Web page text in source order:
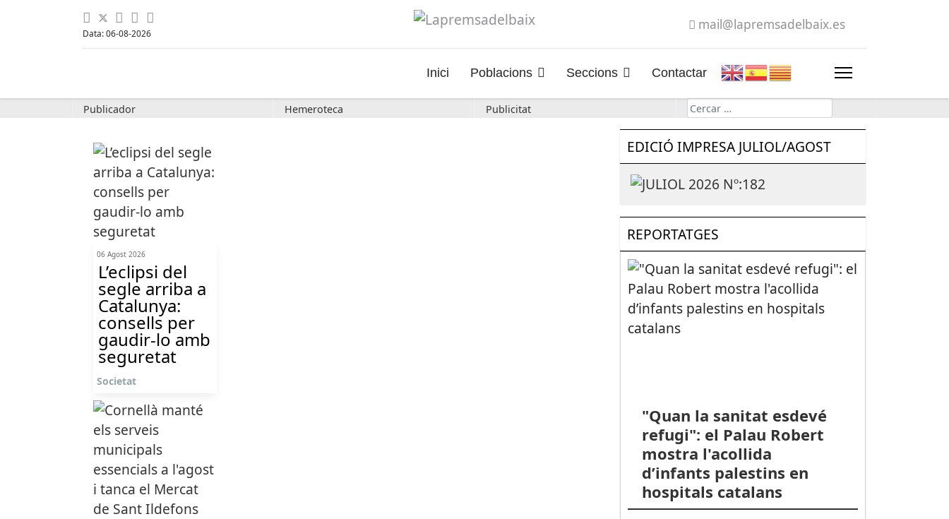
Data: 06-08-2026
mail@lapremsadelbaix.es
Inici Poblacions Seccions Contactar
Publicador Hemeroteca Publicitat Cerca
06 Agost 2026
L’eclipsi del
segle arriba a
Catalunya:
consells per
gaudir-lo amb
seguretat
Societat
EDICIÓ IMPRESA JULIOL/AGOST
REPORTATGES
"Quan la sanitat esdevé
refugi": el Palau Robert
mostra l'acollida
d’infants palestins en
hospitals catalans